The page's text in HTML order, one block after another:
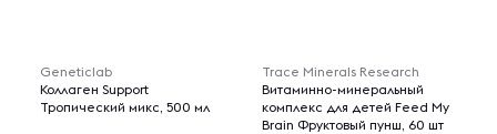
Geneticlab
Коллаген Support
Тропический микс, 500 мл
Trace Minerals Research
Витаминно-минеральный
комплекс для детей Feed My
Brain Фруктовый пунш, 60 шт